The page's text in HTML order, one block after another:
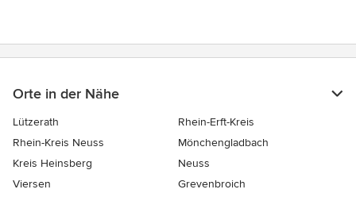
Orte in der Nähe
Lützerath
Rhein-Erft-Kreis
Rhein-Kreis Neuss
Mönchengladbach
Kreis Heinsberg
Neuss
Viersen
Grevenbroich